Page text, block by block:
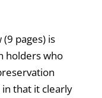
pages) is
holders who
that it clearly